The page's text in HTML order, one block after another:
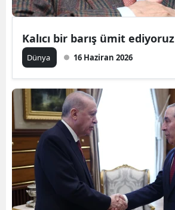
Kalıcı bir barış ümit ediyoruz
Dünya 16 Haziran 2026